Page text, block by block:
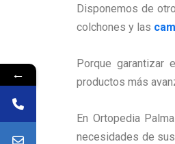
Disponemos de
colchones y las
Porque garantizar
productos más
En Ortopedia
necesidades de
←